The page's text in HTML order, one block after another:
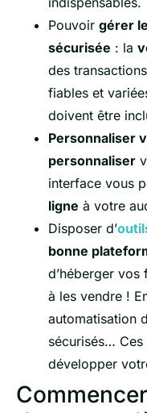
Pouvoir gérer
sécurisée : la
des
fiables et
doivent être
Personnaliser
personnaliser
interface vous
ligne à votre
Disposer d’
bonne
d’héberger vos
à les vendre !
automatisation
sécurisés…
développer